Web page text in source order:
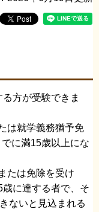
方が受験できま
は就学義務猶予免
に満15歳以上にな
たは免除を受け
に達する者で、そ
ないと見込まれる